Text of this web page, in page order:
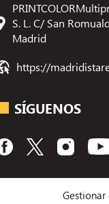
S. L. C/ San
Madrid
https://
SÍGUENOS